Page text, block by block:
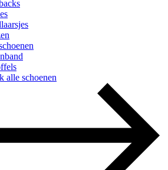
alle schoenen